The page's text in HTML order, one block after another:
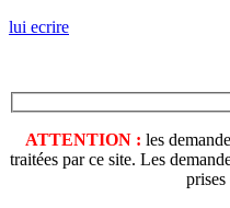
lui ecrire
ATTENTION : les
traitées par ce site. Les
prises